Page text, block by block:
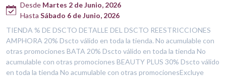
Desde Martes 2 de Junio, 2026
Hasta Sábado 6 de Junio, 2026
TIENDA % DE DSCTO DETALLE DEL DSCTO REESTRICCIONES
AMPHORA 20% Dscto válido en toda la tienda. No acumulable con
otras promociones BATA 20% Dscto válido en toda la tienda No
acumulable con otras promociones BEAUTY PLUS 30% Dscto válido
en toda la tienda No acumulable con otras promocionesExcluye